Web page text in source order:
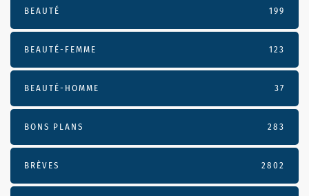
BEAUTÉ 199
BEAUTÉ-FEMME 123
BEAUTÉ-HOMME 37
BONS PLANS 283
BRÈVES 2802